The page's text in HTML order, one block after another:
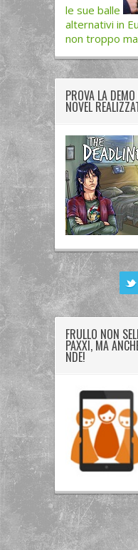
le sue balle
alternativi in
non troppo
PROVA LA
NOVEL
FRULLO NON
PAXXI, MA
NDE!